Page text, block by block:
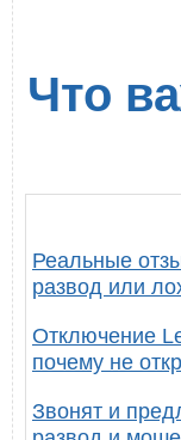
Что
Реальные
развод или
Отключение
почему не
Звонят и